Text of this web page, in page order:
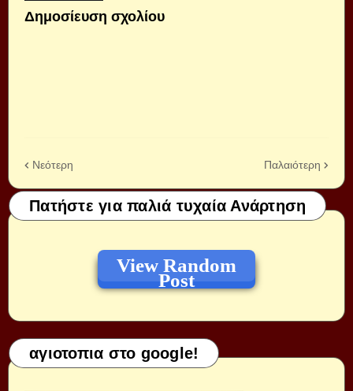
Δημοσίευση σχολίου
Νεότερη Παλαιότερη
Πατήστε για παλιά τυχαία Ανάρτηση
View Random
Post
αγιοτοπια στο google!